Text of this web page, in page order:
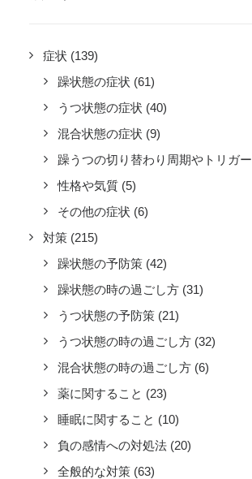
症状 (139)
躁状態の症状 (61)
うつ状態の症状 (40)
混合状態の症状 (9)
躁うつの切り替わり周期やトリガー
性格や気質 (5)
その他の症状 (6)
対策 (215)
躁状態の予防策 (42)
躁状態の時の過ごし方 (31)
うつ状態の予防策 (21)
うつ状態の時の過ごし方 (32)
混合状態の時の過ごし方 (6)
薬に関すること (23)
睡眠に関すること (10)
負の感情への対処法 (20)
全般的な対策 (63)